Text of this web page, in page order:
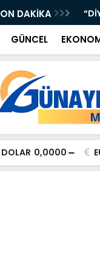
DAKİKA
GÜNCEL
DOLAR 0,0000